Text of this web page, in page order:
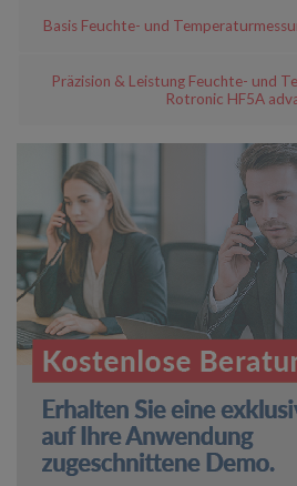
Basis Feuchte- und
Präzision & Leistung Feuchte- und
Rotronic HF5A